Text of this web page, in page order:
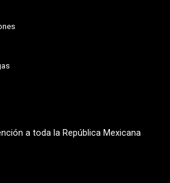
a toda la República Mexicana